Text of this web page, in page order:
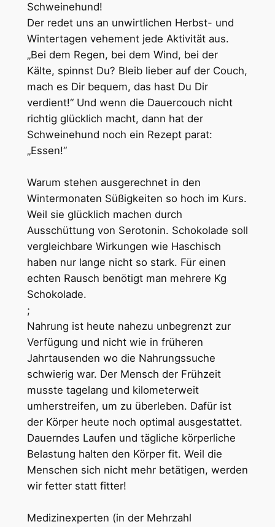
Schweinehund!
Der redet uns an unwirtlichen Herbst- und
Wintertagen vehement jede Aktivität aus.
„Bei dem Regen, bei dem Wind, bei der
Kälte, spinnst Du? Bleib lieber auf der Couch,
mach es Dir bequem, das hast Du Dir
verdient!“ Und wenn die Dauercouch nicht
richtig glücklich macht, dann hat der
Schweinehund noch ein Rezept parat:
„Essen!“
Warum stehen ausgerechnet in den
Wintermonaten Süßigkeiten so hoch im Kurs.
Weil sie glücklich machen durch
Ausschüttung von Serotonin. Schokolade soll
vergleichbare Wirkungen wie Haschisch
haben nur lange nicht so stark. Für einen
echten Rausch benötigt man mehrere Kg
Schokolade.
;
Nahrung ist heute nahezu unbegrenzt zur
Verfügung und nicht wie in früheren
Jahrtausenden wo die Nahrungssuche
schwierig war. Der Mensch der Frühzeit
musste tagelang und kilometerweit
umherstreifen, um zu überleben. Dafür ist
der Körper heute noch optimal ausgestattet.
Dauerndes Laufen und tägliche körperliche
Belastung halten den Körper fit. Weil die
Menschen sich nicht mehr betätigen, werden
wir fetter statt fitter!
Medizinexperten (in der Mehrzahl